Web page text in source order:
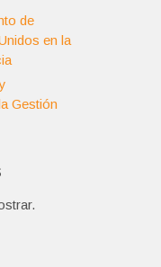
de
en la
Gestión